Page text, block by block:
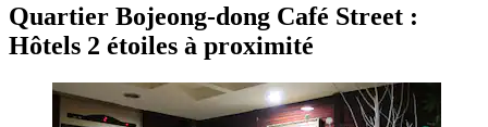
Quartier Bojeong-dong Café Street :
Hôtels 2 étoiles à proximité